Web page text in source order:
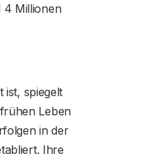
4 Millionen
ist, spiegelt
Leben
in der
Ihre